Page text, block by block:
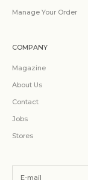
Manage Your Order
COMPANY
Magazine
About Us
Contact
Jobs
Stores